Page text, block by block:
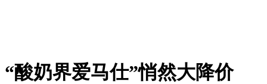
“酸奶界爱马仕”悄然大降价